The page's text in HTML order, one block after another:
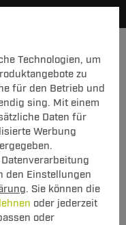
Technologien, um
zu
für den Betrieb und
sing. Mit einem
Daten für
Werbung
den Einstellungen
. Sie können die
oder jederzeit
oder
4 Runner
Neu
Auto Hak
Toyota 4
mit uni